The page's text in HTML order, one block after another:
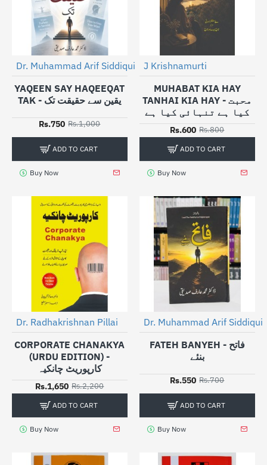
-25%
Dr. Muhammad Arif Siddiqui
YAQEEN SAY HAQEEQAT
TAK - یقین سے حقیقت تک
Rs.750 Rs.1,000
ADD TO CART
Buy Now
J Krishnamurti
MUHABAT KIA HAY
TANHAI KIA HAY - محبت
کیا ہے تنہائی کیا ہے
Rs.600 Rs.800
ADD TO CART
Buy Now
-25%
Dr. Radhakrishnan Pillai
CORPORATE CHANAKYA
(URDU EDITION) -
کارپوریٹ چانکیہ
Rs.1,650 Rs.2,200
ADD TO CART
Buy Now
-21%
Dr. Muhammad Arif Siddiqui
FATEH BANYEH - فاتح
بنئے
Rs.550 Rs.700
ADD TO CART
Buy Now